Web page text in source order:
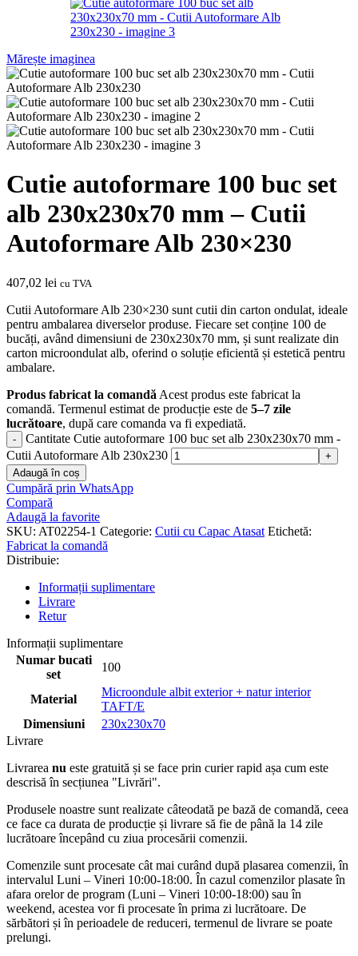
Mărește imaginea
Cutie autoformare 100 buc set
alb 230x230x70 mm – Cutii
Autoformare Alb 230×230
407,02 lei cu TVA
Cutii Autoformare Alb 230×230 sunt cutii din carton ondulat, ideale
pentru ambalarea diverselor produse. Fiecare set conține 100 de
bucăți, având dimensiuni de 230x230x70 mm, și sunt realizate din
carton microondulat alb, oferind o soluție eficientă și estetică pentru
ambalare.
Produs fabricat la comandă Acest produs este fabricat la
comandă. Termenul estimat de producție este de 5–7 zile
lucrătoare, după care comanda va fi expediată.
Cantitate Cutie autoformare 100 buc set alb 230x230x70 mm -
Cutii Autoformare Alb 230x230
Adaugă în coș
Cumpără prin WhatsApp
Compară
Adaugă la favorite
SKU: AT02254-1 Categorie: Cutii cu Capac Atasat Etichetă:
Fabricat la comandă
Distribuie:
Informații suplimentare
Livrare
Retur
Informații suplimentare
Numar bucati
set
100
Material
Microondule albit exterior + natur interior
TAFT/E
Dimensiuni
230x230x70
Livrare
Livrarea nu este gratuită și se face prin curier rapid așa cum este
descrisă în secțiunea "Livrări".
Produsele noastre sunt realizate câteodată pe bază de comandă, ceea
ce face ca durata de producție și livrare să fie de până la 14 zile
lucrătoare începând cu ziua procesării comenzii.
Comenzile sunt procesate cât mai curând după plasarea comenzii, în
intervalul Luni – Vineri 10:00-18:00. În cazul comenzilor plasate în
afara orelor de program (Luni – Vineri 10:00-18:00) sau în
weekend, acestea vor fi procesate în prima zi lucrătoare. De
sărbători și în perioadele de reduceri, termenul de livrare se poate
prelungi.